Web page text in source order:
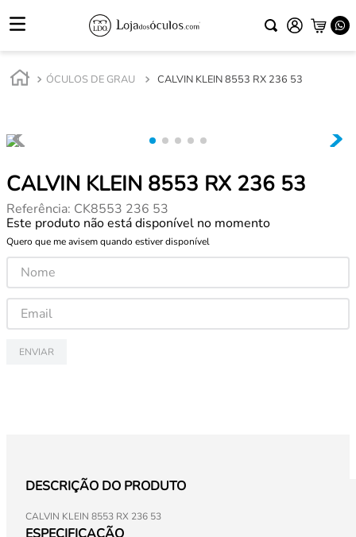
ÓCULOS DE GRAU CALVIN KLEIN 8553 RX 236 53
CALVIN KLEIN 8553 RX 236 53
Referência: CK8553 236 53
Este produto não está disponível no momento
Quero que me avisem quando estiver disponível
ENVIAR
DESCRIÇÃO DO PRODUTO
CALVIN KLEIN 8553 RX 236 53